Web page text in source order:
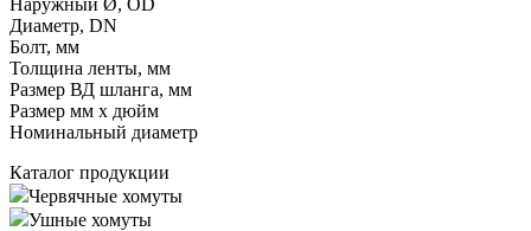
Наружный Ø, OD
Диаметр, DN
Болт, мм
Толщина ленты, мм
Размер ВД шланга, мм
Размер мм x дюйм
Номинальный диаметр
Каталог продукции
Червячные хомуты
Ушные хомуты